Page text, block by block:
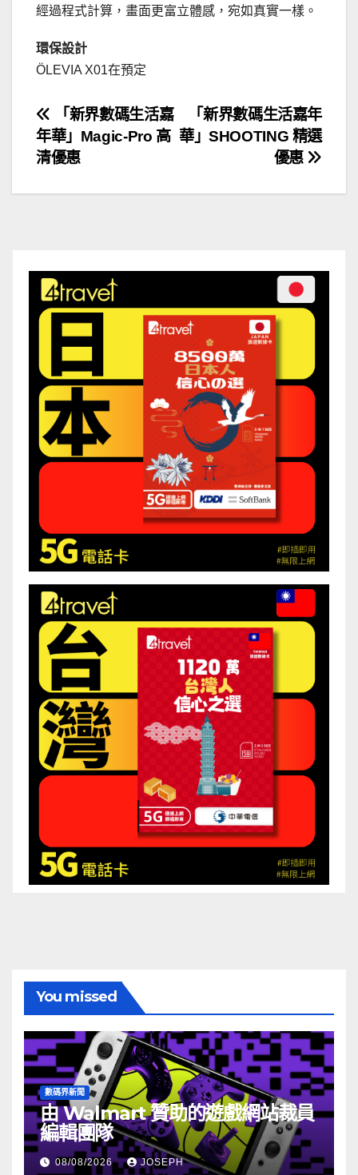
經過程式計算，畫面更富立體感，宛如真實一樣。
環保設計
ÖLEVIA X01在預定
文
章
導
「新界數碼生活嘉年
華」SHOOTING 精選
優惠
「新界數碼生活嘉
年華」Magic-Pro 高
清優惠
You missed
數碼界新聞
由 Walmart 贊助的遊戲網站裁員
編輯團隊
08/08/2026 JOSEPH